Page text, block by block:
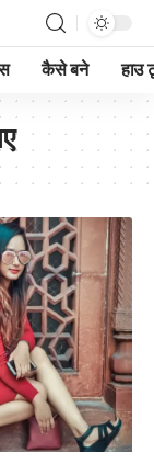
कैसे बने हाउ